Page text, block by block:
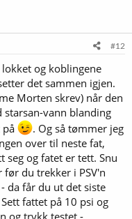
#12
og koblingene
det sammen igjen.
Morten skrev) når den
vann blanding
på
. Og så tømmer jeg
over til neste fat,
seg og fatet er tett. Snu
du trekker i PSV'n
da får du ut det siste
fattet på 10 psi og
og trykk testet -